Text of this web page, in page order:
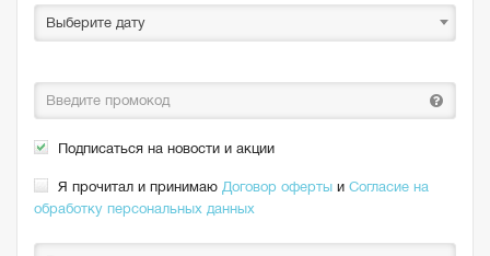
Выберите дату
Подписаться на новости и акции
Я прочитал и принимаю Договор оферты и Согласие на
обработку персональных данных